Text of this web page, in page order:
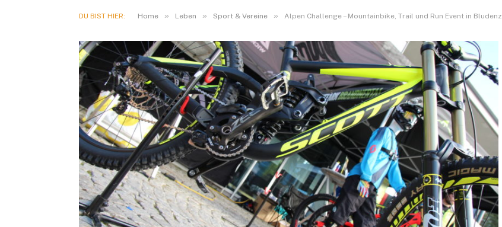
DU BIST HIER: Home » Leben » Sport & Vereine » Alpen Challenge – Mountainbike, Trail und Run Event in Bludenz